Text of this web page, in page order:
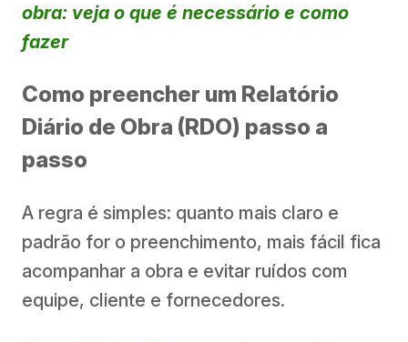
obra: veja o que é necessário e como
fazer
Como preencher um Relatório
Diário de Obra (RDO) passo a
passo
A regra é simples: quanto mais claro e
padrão for o preenchimento, mais fácil fica
acompanhar a obra e evitar ruídos com
equipe, cliente e fornecedores.